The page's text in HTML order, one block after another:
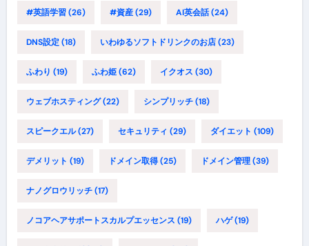
#英語学習(26) #資産(29) AI英会話(24)
DNS設定(18) いわゆるソフトドリンクのお店(23)
ふわり (19) ふわ姫(62) イクオス (30)
ウェブホスティング(22) シンプリッチ(18)
スピークエル(27) セキュリティ (29) ダイエット (109)
デメリット (19) ドメイン取得(25) ドメイン管理(39)
ナノグロウリッチ(17)
ノコアヘアサポートスカルプエッセンス (19) ハゲ(19)